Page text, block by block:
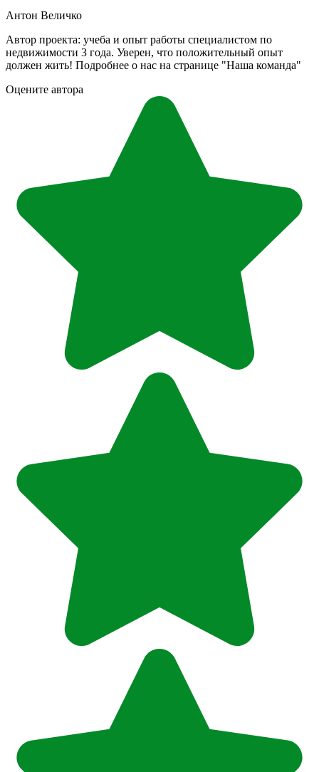
Антон Величко
Автор проекта: учеба и опыт работы специалистом по
недвижимости 3 года. Уверен, что положительный опыт
должен жить! Подробнее о нас на странице "Наша команда"
Оцените автора